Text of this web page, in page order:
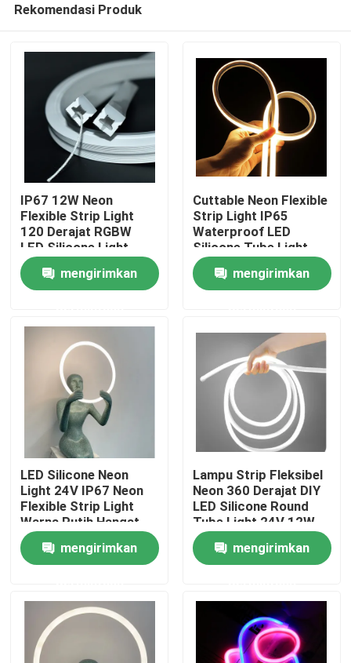
Rumah
Produk
Tentang kita
Wisata pabrik
Kontrol kualitas
Hubungi kami
Berita
Quote request suatu
Lampu Strip Neon LED
Rekomendasi Produk
IP67 12W Neon
Flexible Strip Light
120 Derajat RGBW
LED Silicone Light
mengirimkan
Cuttable Neon Flexible
Strip Light IP65
Waterproof LED
Silicone Tube Light
24v
mengirimkan
LED Silicone Neon
Light 24V IP67 Neon
Flexible Strip Light
Warna Putih Hangat
mengirimkan
Lampu Strip Fleksibel
Neon 360 Derajat DIY
LED Silicone Round
Tube Light 24V 12W
IP67
mengirimkan